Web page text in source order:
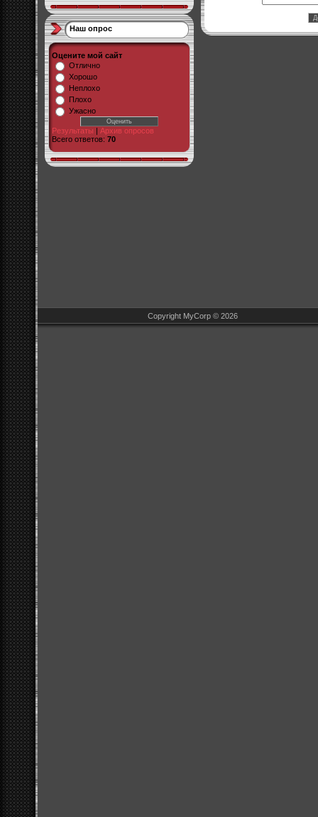
Наш опрос
Оцените мой сайт
Отлично
Хорошо
Неплохо
Плохо
Ужасно
Результаты | Архив опросов
Всего ответов: 70
Copyright MyCorp © 2026